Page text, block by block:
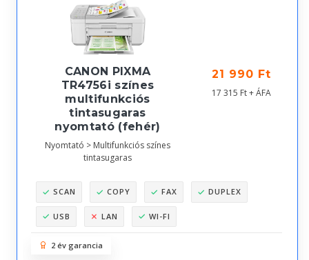
CANON PIXMA
TR4756i színes
multifunkciós
tintasugaras
nyomtató (fehér)
Nyomtató > Multifunkciós színes
tintasugaras
21 990 Ft
17 315 Ft + ÁFA
SCAN COPY FAX DUPLEX
USB LAN WI-FI
2 év garancia